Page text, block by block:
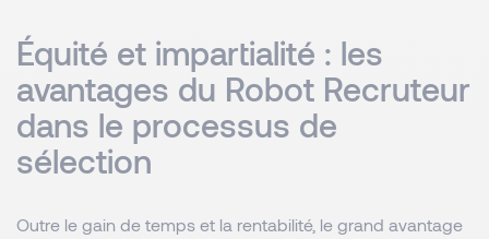
Équité et impartialité : les
avantages du Robot Recruteur
dans le processus de
sélection
Outre le gain de temps et la rentabilité, le grand avantage